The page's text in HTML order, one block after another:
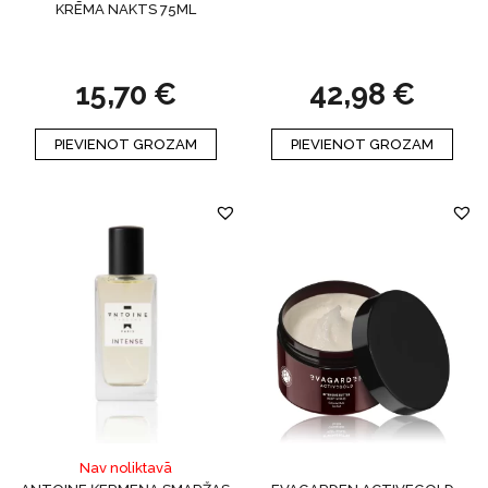
KRĒMA NAKTS 75ML
15,70 €
PIEVIENOT GROZAM
42,98 €
PIEVIENOT GROZAM
Nav noliktavā